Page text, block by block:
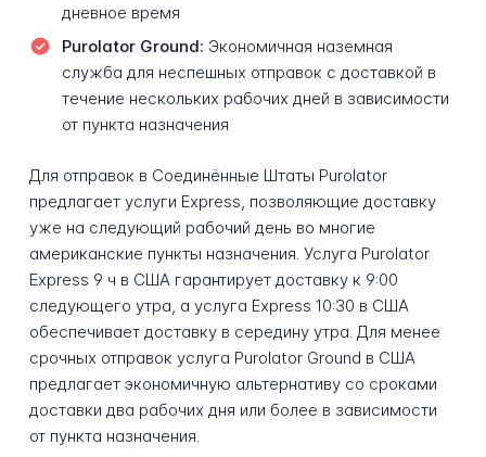
дневное время
Purolator Ground: Экономичная наземная
служба для неспешных отправок с доставкой в
течение нескольких рабочих дней в зависимости
от пункта назначения
Для отправок в Соединённые Штаты Purolator
предлагает услуги Express, позволяющие доставку
уже на следующий рабочий день во многие
американские пункты назначения. Услуга Purolator
Express 9 ч в США гарантирует доставку к 9:00
следующего утра, а услуга Express 10:30 в США
обеспечивает доставку в середину утра. Для менее
срочных отправок услуга Purolator Ground в США
предлагает экономичную альтернативу со сроками
доставки два рабочих дня или более в зависимости
от пункта назначения.